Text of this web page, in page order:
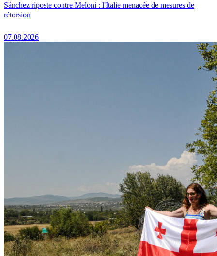
Sánchez riposte contre Meloni : l'Italie menacée de mesures de
rétorsion
07.08.2026